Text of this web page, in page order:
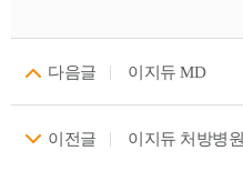
다음글 이지듀 MD
이전글 이지듀 처방병원